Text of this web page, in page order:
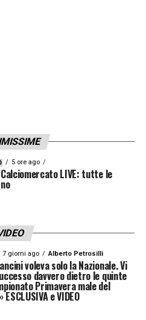
5 ore ago
LIVE: tutte le
7 giorni ago Alberto Petrosilli
voleva solo la Nazionale. Vi
davvero dietro le quinte
Primavera male del
e VIDEO